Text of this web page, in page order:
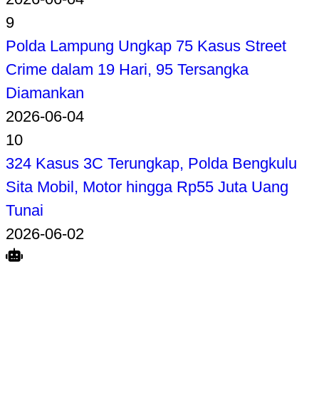
9
Polda Lampung Ungkap 75 Kasus Street
Crime dalam 19 Hari, 95 Tersangka
Diamankan
2026-06-04
10
324 Kasus 3C Terungkap, Polda Bengkulu
Sita Mobil, Motor hingga Rp55 Juta Uang
Tunai
2026-06-02